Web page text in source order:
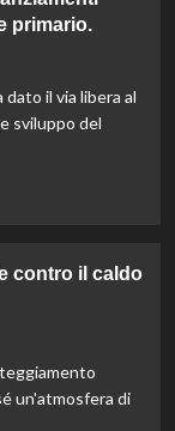
primario.
dato il via libera al
sviluppo del
contro il caldo
un'atmosfera di